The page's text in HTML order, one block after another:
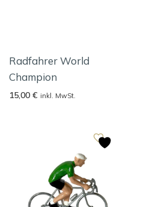
Radfahrer World
Champion
15,00 € inkl. MwSt.